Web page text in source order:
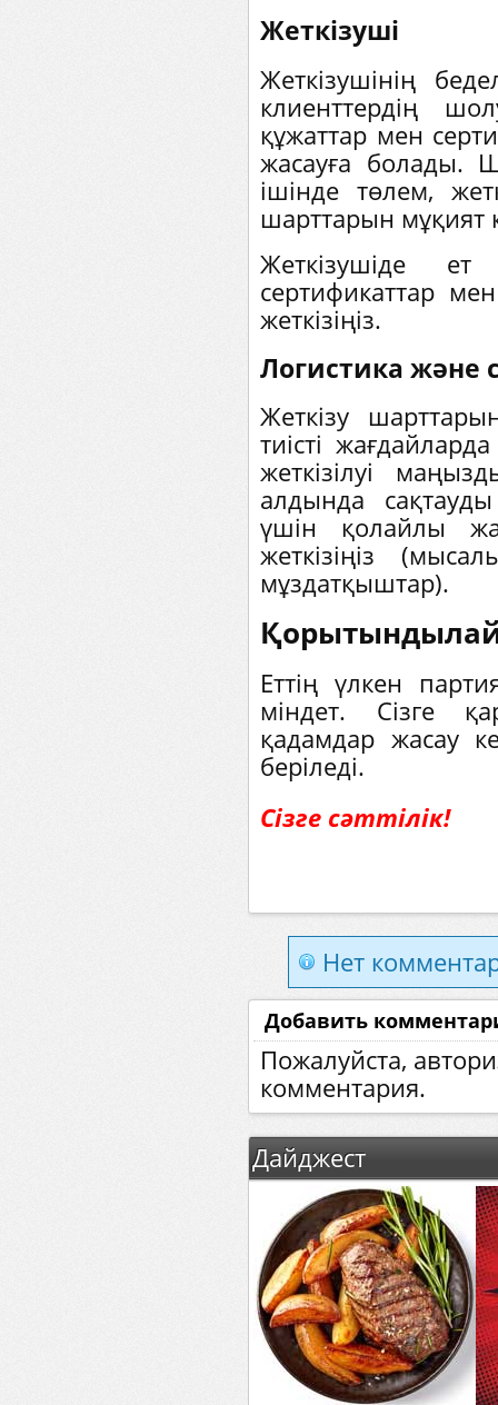
Жеткізуші
Жеткізушінің
клиенттердің
құжаттар мен
жасауға болады.
ішінде төлем,
шарттарын
Жеткізушіде
сертификаттар
жеткізіңіз.
Логистика және
Жеткізу
тиісті
жеткізілуі
алдында
үшін қолайлы
жеткізіңіз
мұздатқыштар).
Еттің үлкен
міндет. Сізге
қадамдар жасау
беріледі.
Сізге сәттілік!
Нет
Добавить
Пожалуйста,
комментария.
Дайджест